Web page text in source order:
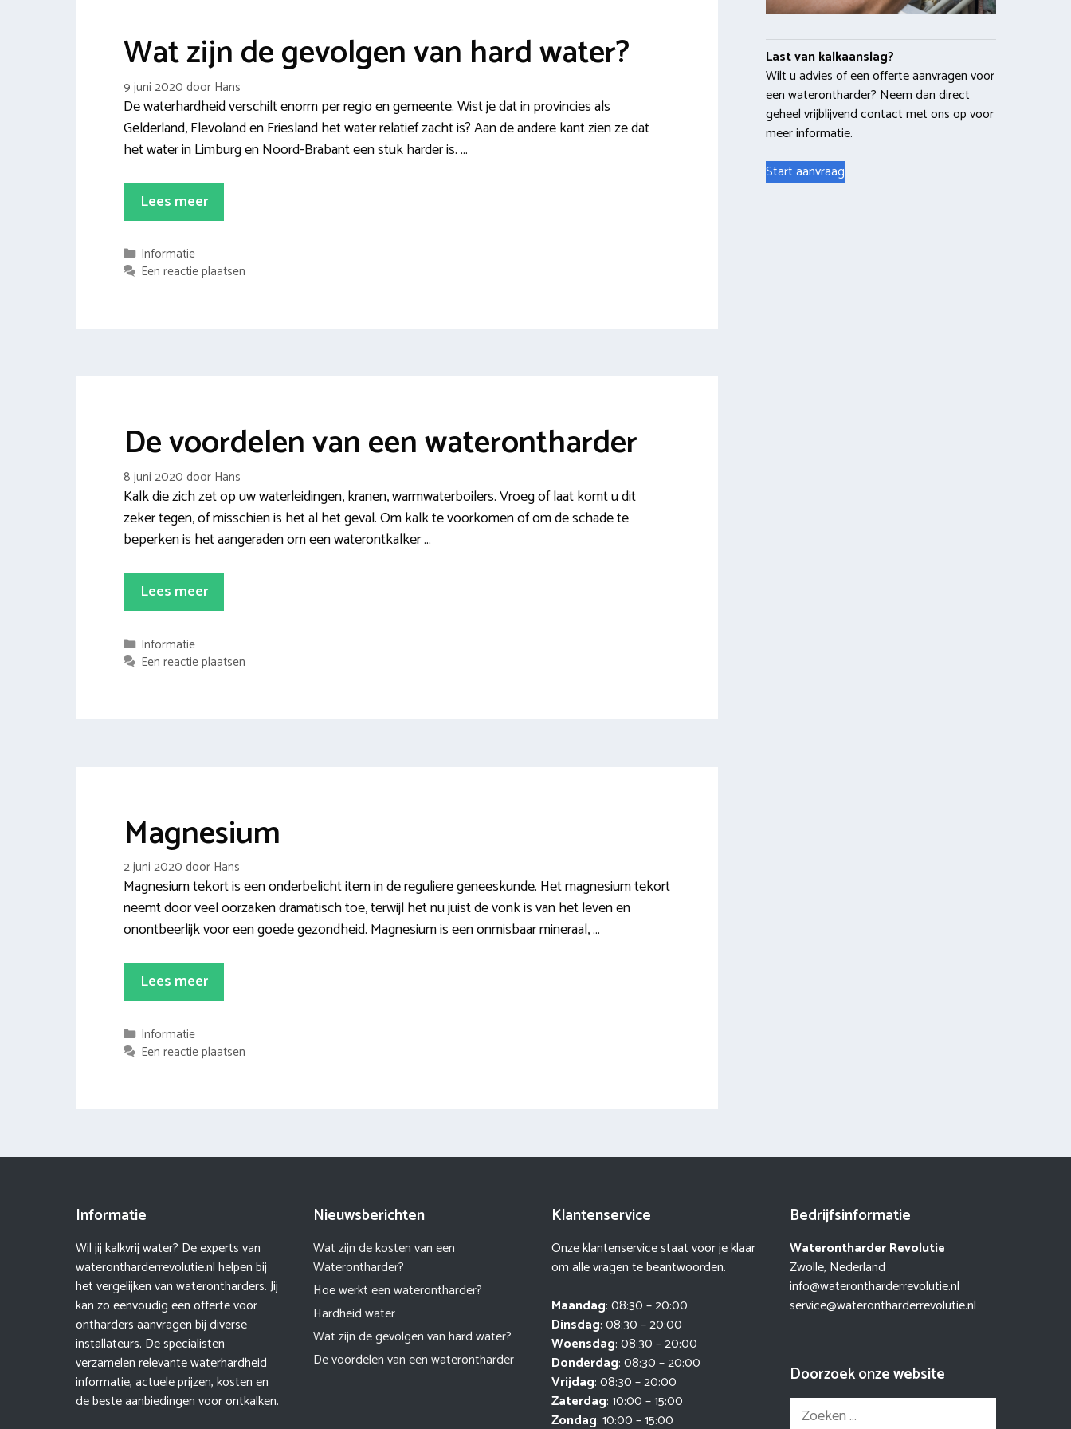
Wat zijn de gevolgen van hard water?
9 juni 2020 door Hans
De waterhardheid verschilt enorm per regio en gemeente. Wist je dat in provincies als
Gelderland, Flevoland en Friesland het water relatief zacht is? Aan de andere kant zien ze dat
het water in Limburg en Noord-Brabant een stuk harder is. …
Lees meer
Categorieën
Informatie
Een reactie plaatsen
De voordelen van een waterontharder
8 juni 2020 door Hans
Kalk die zich zet op uw waterleidingen, kranen, warmwaterboilers. Vroeg of laat komt u dit
zeker tegen, of misschien is het al het geval. Om kalk te voorkomen of om de schade te
beperken is het aangeraden om een waterontkalker …
Lees meer
Categorieën
Informatie
Een reactie plaatsen
Magnesium
2 juni 2020 door Hans
Magnesium tekort is een onderbelicht item in de reguliere geneeskunde. Het magnesium tekort
neemt door veel oorzaken dramatisch toe, terwijl het nu juist de vonk is van het leven en
onontbeerlijk voor een goede gezondheid. Magnesium is een onmisbaar mineraal, …
Lees meer
Categorieën
Informatie
Een reactie plaatsen
Last van kalkaanslag?
Wilt u advies of een offerte aanvragen voor
een waterontharder? Neem dan direct
geheel vrijblijvend contact met ons op voor
meer informatie.
Start aanvraag
Informatie
Wil jij kalkvrij water? De experts van
waterontharderrevolutie.nl helpen bij
het vergelijken van waterontharders. Jij
kan zo eenvoudig een offerte voor
ontharders aanvragen bij diverse
installateurs. De specialisten
verzamelen relevante waterhardheid
informatie, actuele prijzen, kosten en
de beste aanbiedingen voor ontkalken.
Nieuwsberichten
Wat zijn de kosten van een
Waterontharder?
Hoe werkt een waterontharder?
Hardheid water
Wat zijn de gevolgen van hard water?
De voordelen van een waterontharder
Klantenservice
Onze klantenservice staat voor je klaar
om alle vragen te beantwoorden.
Maandag: 08:30 – 20:00
Dinsdag: 08:30 – 20:00
Woensdag: 08:30 – 20:00
Donderdag: 08:30 – 20:00
Vrijdag: 08:30 – 20:00
Zaterdag: 10:00 – 15:00
Zondag: 10:00 – 15:00
Bedrijfsinformatie
Waterontharder Revolutie
Zwolle, Nederland
info@waterontharderrevolutie.nl
service@waterontharderrevolutie.nl
Doorzoek onze website
Zoek